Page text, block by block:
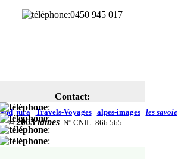
jura Travels-Voyages alpes-images les savoie
2003ialpes N° CNIL: 866 565
:0450 945 017
Contact:
:
:
:
: